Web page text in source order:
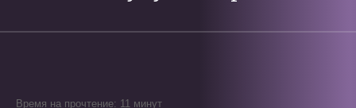
Время на прочтение: 11 минут